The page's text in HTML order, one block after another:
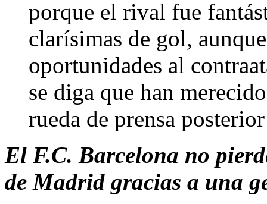
porque el rival fue
clarísimas de gol,
oportunidades al
se diga que han
rueda de prensa
El F.C. Barcelona no
de Madrid gracias a una